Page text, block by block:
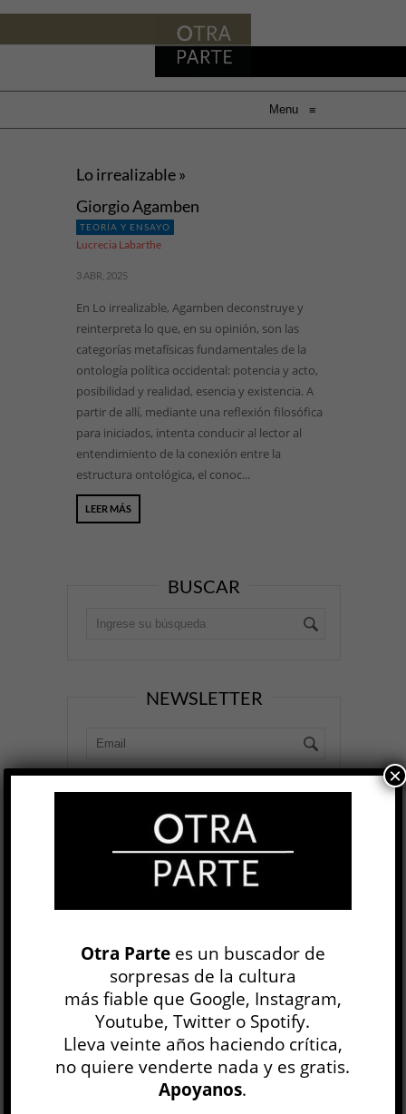
Menu ≡
Lo irrealizable »
Giorgio Agamben
TEORÍA Y ENSAYO
Lucrecia Labarthe
3 ABR, 2025
En Lo irrealizable, Agamben deconstruye y
reinterpreta lo que, en su opinión, son las
categorías metafísicas fundamentales de la
ontología política occidental: potencia y acto,
posibilidad y realidad, esencia y existencia. A
partir de allí, mediante una reflexión filosófica
para iniciados, intenta conducir al lector al
entendimiento de la conexión entre la
estructura ontológica, el conoc...
LEER MÁS
BUSCAR
NEWSLETTER
EDICIÓN IMPRESA
30 NÚMEROS
Otra Partees un buscador de
sorpresas de la cultura
más fiable que Google, Instagram,
Youtube, Twitter o Spotify.
Lleva veinte años haciendo crítica,
no quiere venderte nada y es gratis.
Apoyanos.
×